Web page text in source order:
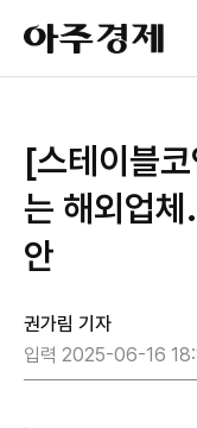
아
주
경
[스테이블
는 해외업
안
권가림 기자
입력 2025-06-16